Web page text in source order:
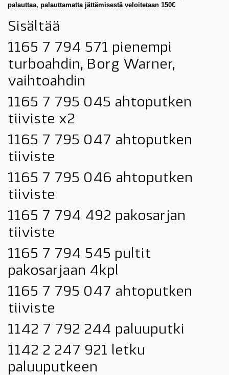
palauttaa, palauttamatta jättämisestä veloitetaan 150€
Sisältää
1165 7 794 571 pienempi
turboahdin, Borg Warner,
vaihtoahdin
1165 7 795 045 ahtoputken
tiiviste x2
1165 7 795 047 ahtoputken
tiiviste
1165 7 795 046 ahtoputken
tiiviste
1165 7 794 492 pakosarjan
tiiviste
1165 7 794 545 pultit
pakosarjaan 4kpl
1165 7 795 047 ahtoputken
tiiviste
1142 7 792 244 paluuputki
1142 2 247 921 letku
paluuputkeen